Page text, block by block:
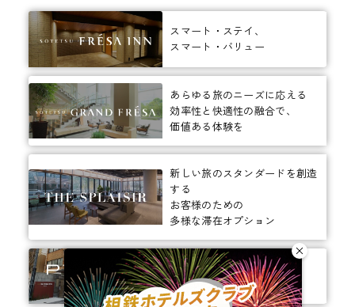
スマート・ステイ、
スマート・バリュー
あらゆる旅のニーズに応える
効率性と快適性の融合で、
価値ある体験を
新しい旅のスタンダードを創造
する
お客様のための
多様な滞在オプション
ありそうでなかった、
ちょっと新しいカタチ。